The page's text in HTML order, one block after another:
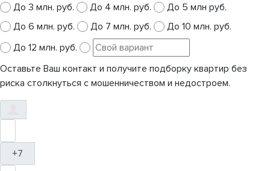
До 3 млн. руб.
До 4 млн. руб.
До 5 млн руб.
До 6 млн. руб.
До 7 млн. руб.
До 10 млн. руб.
До 12 млн. руб.
Оставьте Ваш контакт и получите подборку квартир без
риска столкнуться с мошенничеством и недостроем.
+7